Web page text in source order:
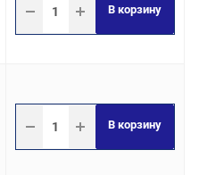
В корзину
В корзину